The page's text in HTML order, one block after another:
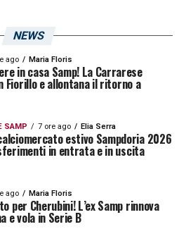
NEWS
ago Maria Floris
in casa Samp! La Carrarese
Fiorillo e allontana il ritorno a
SAMP 7 ore ago Elia Serra
estivo Sampdoria 2026
in entrata e in uscita
ago Maria Floris
per Cherubini! L’ex Samp rinnova
e vola in Serie B